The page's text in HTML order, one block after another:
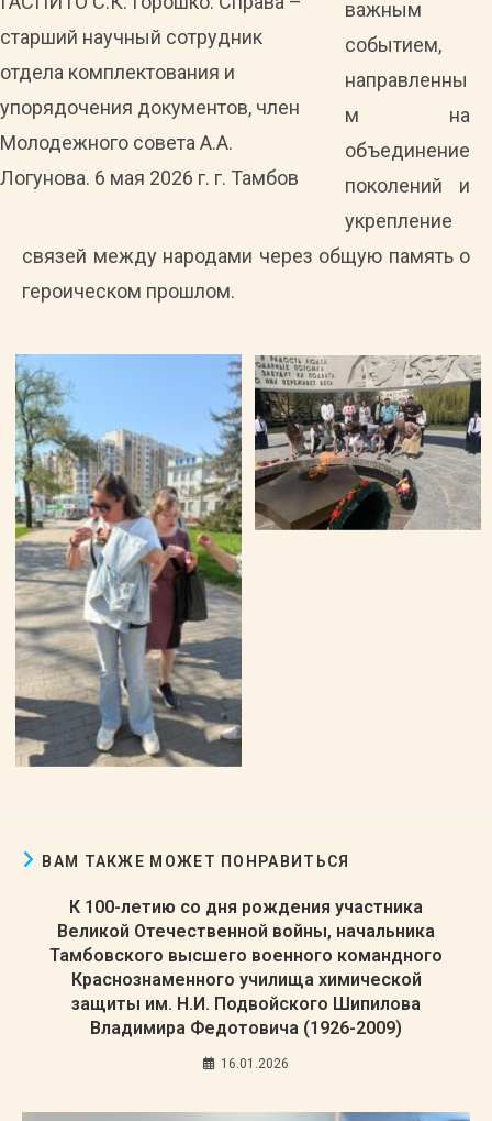
старший научный сотрудник
отдела комплектования и
упорядочения документов, член
Молодежного совета А.А.
Логунова. 6 мая 2026 г. г. Тамбов
важным
событием,
направленны
м на
объединение
поколений и
укрепление
связей между народами через общую память о
героическом прошлом.
ВАМ ТАКЖЕ МОЖЕТ ПОНРАВИТЬСЯ
К 100-летию со дня рождения участника
Великой Отечественной войны, начальника
Тамбовского высшего военного командного
Краснознаменного училища химической
защиты им. Н.И. Подвойского Шипилова
Владимира Федотовича (1926-2009)
16.01.2026